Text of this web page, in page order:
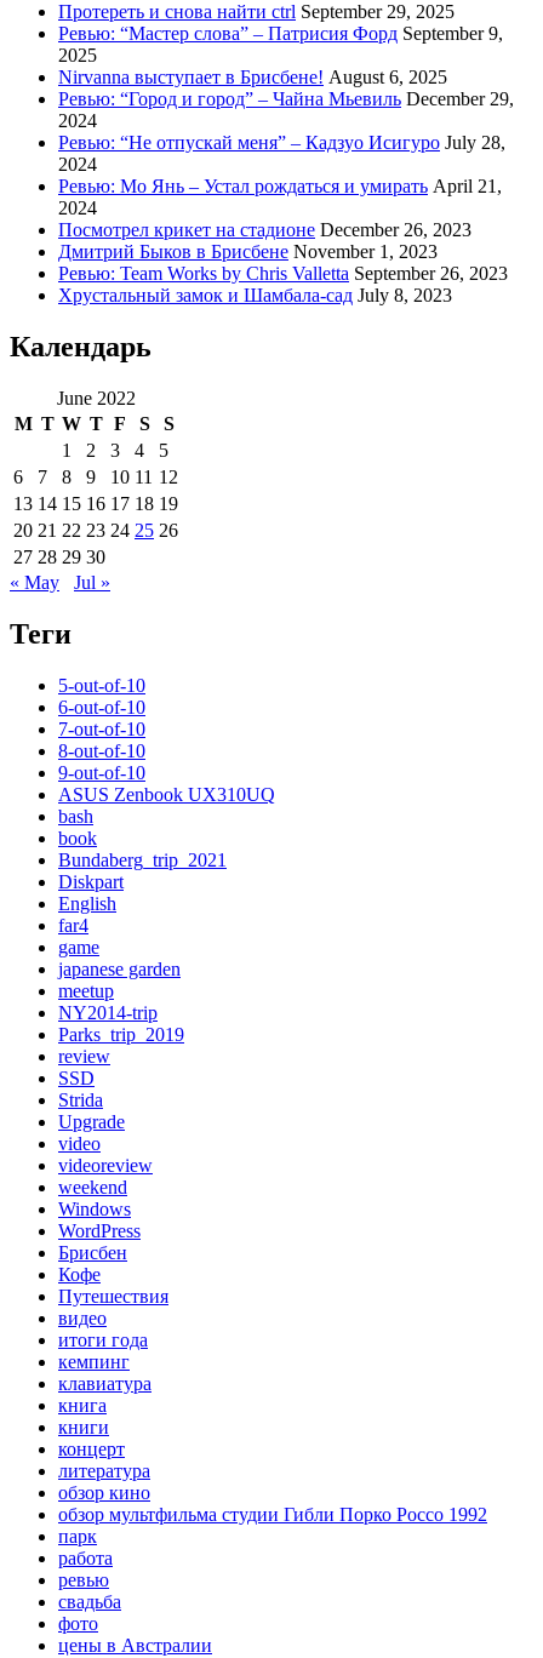
in
bash
Протереть и снова найти ctrl September 29, 2025
Ревью: “Мастер слова” – Патрисия Форд September 9,
2025
Nirvanna выступает в Брисбене! August 6, 2025
Ревью: “Город и город” – Чайна Мьевиль December 29,
2024
Ревью: “Не отпускай меня” – Кадзуо Исигуро July 28,
2024
Ревью: Мо Янь – Устал рождаться и умирать April 21,
2024
Посмотрел крикет на стадионе December 26, 2023
Дмитрий Быков в Брисбене November 1, 2023
Ревью: Team Works by Chris Valletta September 26, 2023
Хрустальный замок и Шамбала-сад July 8, 2023
Календарь
June 2022
M T W T F S
S
1
2 3 4
5
6
7 8 9 10 11 12
13 14 15 16 17 18 19
20 21 22 23 24 25 26
27 28 29 30
« May
Jul »
Теги
5-out-of-10
6-out-of-10
7-out-of-10
8-out-of-10
9-out-of-10
ASUS Zenbook UX310UQ
bash
book
Bundaberg_trip_2021
Diskpart
English
far4
game
japanese garden
meetup
NY2014-trip
Parks_trip_2019
review
SSD
Strida
Upgrade
video
videoreview
weekend
Windows
WordPress
Брисбен
Кофе
Путешествия
видео
итоги года
кемпинг
клавиатура
книга
книги
концерт
литература
обзор кино
обзор мультфильма студии Гибли Порко Россо 1992
парк
работа
ревью
свадьба
фото
цены в Австралии